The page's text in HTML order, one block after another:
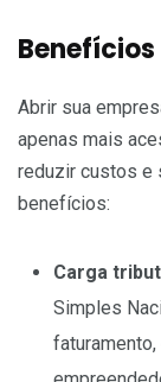
Abrir sua
apenas mais
reduzir custos e
benefícios:
Carga
Simples